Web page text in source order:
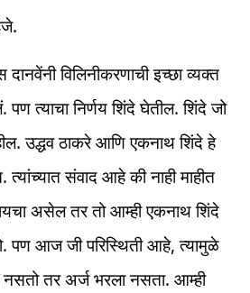
विलिनीकरणाची इच्छा व्यक्त
पण त्याचा निर्णय शिंदे घेतील. शिंदे जो
उद्धव ठाकरे आणि एकनाथ शिंदे हे
संवाद आहे की नाही माहीत
असेल तर तो आम्ही एकनाथ शिंदे
पण आज जी परिस्थिती आहे, त्यामुळे
तर अर्ज भरला नसता. आम्ही